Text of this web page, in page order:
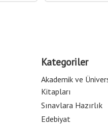
Kategoriler
Akademik ve
Kitapları
Sınavlara Hazırlık
Edebiyat